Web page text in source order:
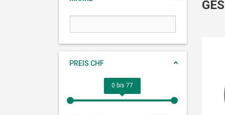
PREIS CHF
0 bis 77